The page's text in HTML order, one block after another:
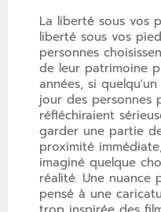
La liberté sous vos
liberté sous vos
personnes
de leur patrimoine
années, si
jour des personnes
réfléchiraient
garder une partie
proximité
imaginé quelque
réalité. Une nuance
pensé à une